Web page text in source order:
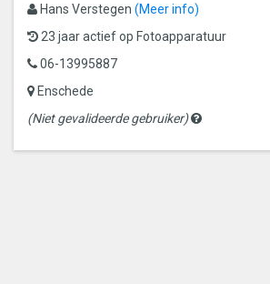
Hans Verstegen (Meer info)
23 jaar actief op Fotoapparatuur
06-13995887
Enschede
(Niet gevalideerde gebruiker)
Gevalideerde